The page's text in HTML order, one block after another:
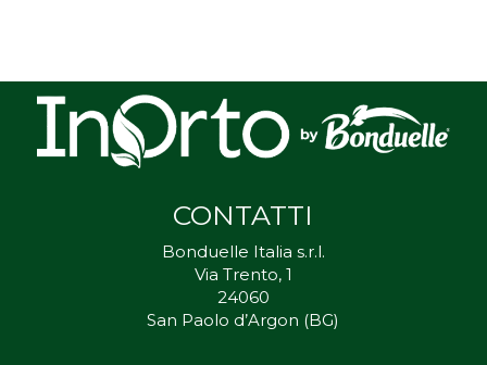
CONTATTI
Bonduelle Italia s.r.l.
Via Trento, 1
24060
San Paolo d’Argon (BG)